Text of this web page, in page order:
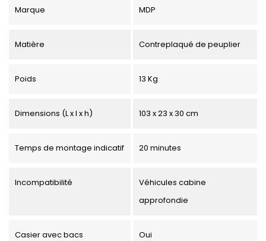
Marque MDP
Matière Contreplaqué de peuplier
Poids 13 Kg
Dimensions (L x l x h) 103 x 23 x 30 cm
Temps de montage indicatif 20 minutes
Incompatibilité
Véhicules cabine
approfondie
Casier avec bacs Oui